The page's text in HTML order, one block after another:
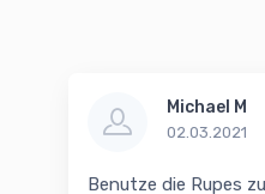
Michael M
02.03.2021
Benutze die Rupes